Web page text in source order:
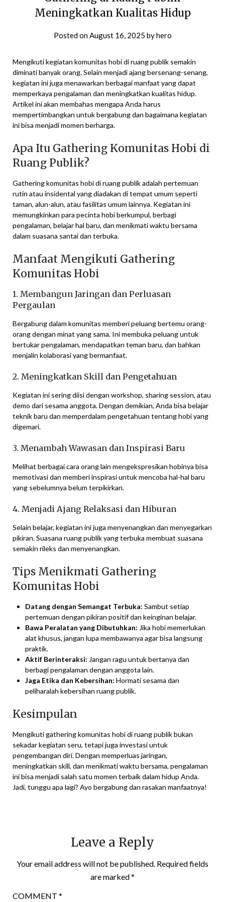
Meningkatkan Kualitas Hidup
Posted onAugust 16, 2025 byhero
Mengikuti kegiatan komunitas hobi di ruang publik semakin
diminati banyak orang. Selain menjadi ajang bersenang-senang,
kegiatan ini juga menawarkan berbagai manfaat yang dapat
memperkaya pengalaman dan meningkatkan kualitas hidup.
Artikel ini akan membahas mengapa Anda harus
mempertimbangkan untuk bergabung dan bagaimana kegiatan
ini bisa menjadi momen berharga.
Apa Itu Gathering Komunitas Hobi di
Ruang Publik?
Gathering komunitas hobi di ruang publik adalah pertemuan
rutin atau insidental yang diadakan di tempat umum seperti
taman, alun-alun, atau fasilitas umum lainnya. Kegiatan ini
memungkinkan para pecinta hobi berkumpul, berbagi
pengalaman, belajar hal baru, dan menikmati waktu bersama
dalam suasana santai dan terbuka.
Manfaat Mengikuti Gathering
Komunitas Hobi
1. Membangun Jaringan dan Perluasan
Pergaulan
Bergabung dalam komunitas memberi peluang bertemu orang-
orang dengan minat yang sama. Ini membuka peluang untuk
bertukar pengalaman, mendapatkan teman baru, dan bahkan
menjalin kolaborasi yang bermanfaat.
2. Meningkatkan Skill dan Pengetahuan
Kegiatan ini sering diisi dengan workshop, sharing session, atau
demo dari sesama anggota. Dengan demikian, Anda bisa belajar
teknik baru dan memperdalam pengetahuan tentang hobi yang
digemari.
3. Menambah Wawasan dan Inspirasi Baru
Melihat berbagai cara orang lain mengekspresikan hobinya bisa
memotivasi dan memberi inspirasi untuk mencoba hal-hal baru
yang sebelumnya belum terpikirkan.
4. Menjadi Ajang Relaksasi dan Hiburan
Selain belajar, kegiatan ini juga menyenangkan dan menyegarkan
pikiran. Suasana ruang publik yang terbuka membuat suasana
semakin rileks dan menyenangkan.
Tips Menikmati Gathering
Komunitas Hobi
Datang dengan Semangat Terbuka: Sambut setiap
pertemuan dengan pikiran positif dan keinginan belajar.
Bawa Peralatan yang Dibutuhkan: Jika hobi memerlukan
alat khusus, jangan lupa membawanya agar bisa langsung
praktik.
Aktif Berinteraksi: Jangan ragu untuk bertanya dan
berbagi pengalaman dengan anggota lain.
Jaga Etika dan Kebersihan: Hormati sesama dan
peliharalah kebersihan ruang publik.
Kesimpulan
Mengikuti gathering komunitas hobi di ruang publik bukan
sekadar kegiatan seru, tetapi juga investasi untuk
pengembangan diri. Dengan memperluas jaringan,
meningkatkan skill, dan menikmati waktu bersama, pengalaman
ini bisa menjadi salah satu momen terbaik dalam hidup Anda.
Jadi, tunggu apa lagi? Ayo bergabung dan rasakan manfaatnya!
Leave a Reply
Your email address will not be published. Required fields
are marked*
COMMENT *